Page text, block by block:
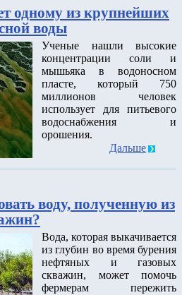
одному из крупнейших
воды
Ученые нашли высокие
концентрации соли и
мышьяка в водоносном
пласте, который 750
миллионов человек
использует для питьевого
водоснабжения и
орошения.
Дальше
воду, полученную из
Вода, которая выкачивается
из глубин во время бурения
нефтяных и газовых
скважин, может помочь
фермерам пережить